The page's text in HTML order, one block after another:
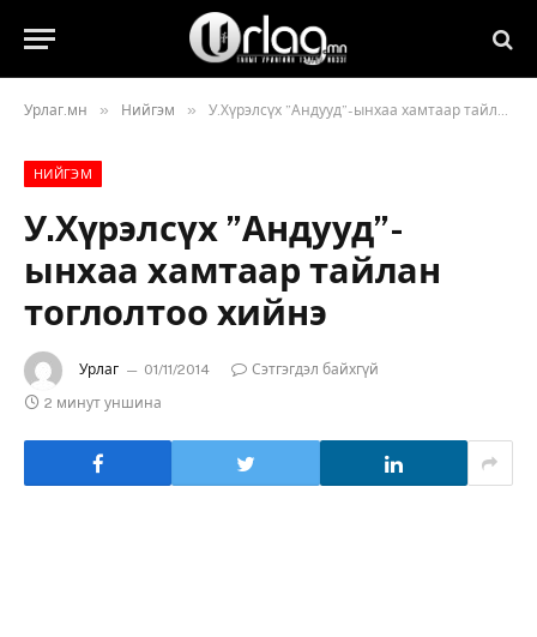
Урлаг.мн » Нийгэм » У.Хүрэлсүх ”Андууд”-ынхаа хамтаар тайлан тоглолтоо хийнэ
НИЙГЭМ
У.Хүрэлсүх ”Андууд”-
ынхаа хамтаар тайлан
тоглолтоо хийнэ
Урлаг 01/11/2014
Сэтгэгдэл байхгүй
2 минут уншина